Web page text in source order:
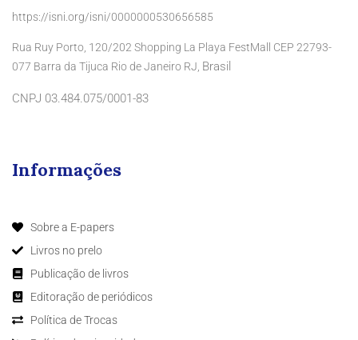
https://isni.org/isni/0000000530656585
Rua Ruy Porto, 120/202 Shopping La Playa FestMall CEP 22793-
077 Barra da Tijuca Rio de Janeiro RJ, Brasil
CNPJ 03.484.075/0001-83
Informações
Sobre a E-papers
Livros no prelo
Publicação de livros
Editoração de periódicos
Política de Trocas